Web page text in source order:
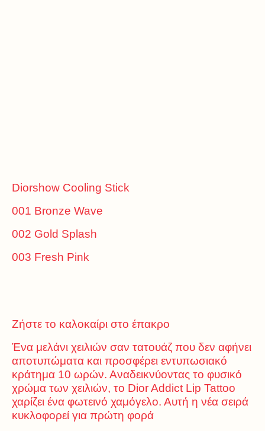
Diorshow Cooling Stick
001 Bronze Wave
002 Gold Splash
003 Fresh Pink
Ζήστε το καλοκαίρι στο έπακρο
Ένα μελάνι χειλιών σαν τατουάζ που δεν αφήνει
αποτυπώματα και προσφέρει εντυπωσιακό
κράτημα 10 ωρών. Αναδεικνύοντας το φυσικό
χρώμα των χειλιών, το Dior Addict Lip Tattoo
χαρίζει ένα φωτεινό χαμόγελο. Αυτή η νέα σειρά
κυκλοφορεί για πρώτη φορά